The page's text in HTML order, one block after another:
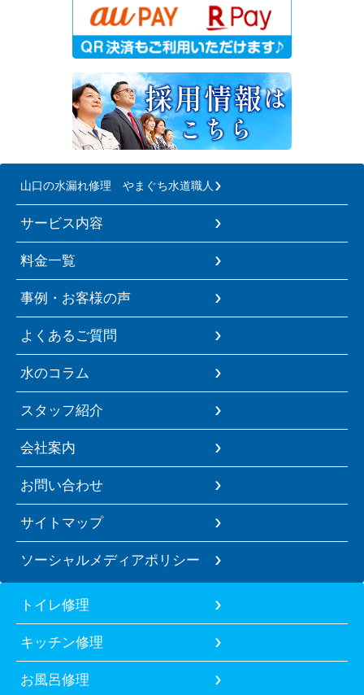
山口の水漏れ修理 やまぐち水道職人
サービス内容
料金一覧
事例・お客様の声
よくあるご質問
水のコラム
スタッフ紹介
会社案内
お問い合わせ
サイトマップ
ソーシャルメディアポリシー
トイレ修理
キッチン修理
お風呂修理